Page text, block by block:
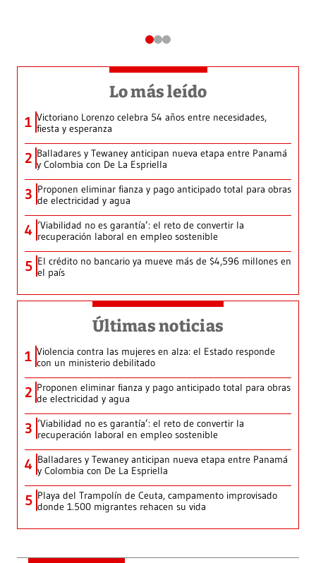
Lo más leído
1 Victoriano Lorenzo celebra 54 años entre necesidades,
fiesta y esperanza
2 Balladares y Tewaney anticipan nueva etapa entre Panamá
y Colombia con De La Espriella
3 Proponen eliminar fianza y pago anticipado total para obras
de electricidad y agua
4 ‘Viabilidad no es garantía’: el reto de convertir la
recuperación laboral en empleo sostenible
5 El crédito no bancario ya mueve más de $4,596 millones en
el país
Últimas noticias
1 Violencia contra las mujeres en alza: el Estado responde
con un ministerio debilitado
2 Proponen eliminar fianza y pago anticipado total para obras
de electricidad y agua
3 ‘Viabilidad no es garantía’: el reto de convertir la
recuperación laboral en empleo sostenible
4 Balladares y Tewaney anticipan nueva etapa entre Panamá
y Colombia con De La Espriella
5 Playa del Trampolín de Ceuta, campamento improvisado
donde 1.500 migrantes rehacen su vida